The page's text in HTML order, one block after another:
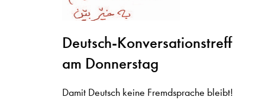
Deutsch-Konversationstreff
am Donnerstag
Damit Deutsch keine Fremdsprache bleibt!